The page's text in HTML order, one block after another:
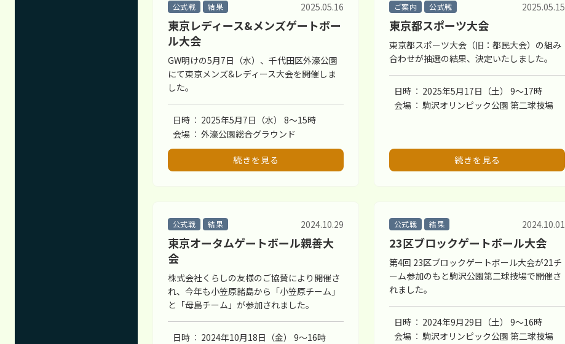
公式戦 結果
東京レディース&メンズゲートボー
ル大会
2025.05.16
GW明けの5月7日（水）、千代田区外濠公園
にて東京メンズ&レディース大会を開催しま
した。
日時
2025年5月7日（水） 8〜15時
会場
外濠公園総合グラウンド
続きを見る
ご案内 公式戦
東京都スポーツ大会
2025.05.15
東京都スポーツ大会（旧：都民大会）の組み
合わせが抽選の結果、決定いたしました。
日時
2025年5月17日（土） 9〜17時
会場
駒沢オリンピック公園 第二球技場
続きを見る
公式戦 結果
東京オータムゲートボール親善大
会
2024.10.29
株式会社くらしの友様のご協賛により開催さ
れ、今年も小笠原諸島から「小笠原チーム」
と「母島チーム」が参加されました。
日時
2024年10月18日（金） 9〜16時
公式戦 結果
23区ブロックゲートボール大会
2024.10.01
第4回 23区ブロックゲートボール大会が21チ
ーム参加のもと駒沢公園第二球技場で開催さ
れました。
日時
2024年9月29日（土） 9〜16時
会場
駒沢オリンピック公園 第二球技場